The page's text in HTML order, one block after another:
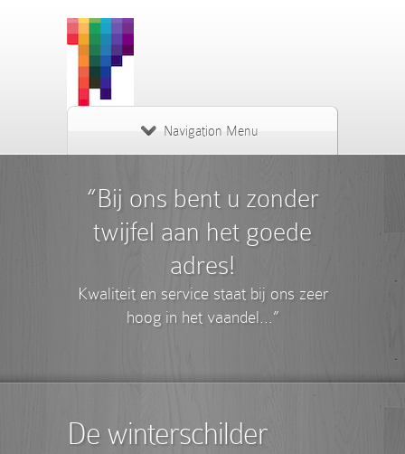
Navigation Menu
“Bij ons bent u zonder
twijfel aan het goede
adres!
Kwaliteit en service staat bij ons zeer
hoog in het vaandel...”
De winterschilder